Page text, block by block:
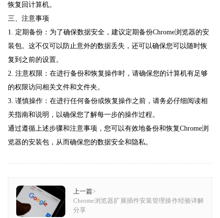
恢复回计算机。
三、注意事项
1. 定期备份：为了确保数据安全，建议定期备份Chrome浏览器的安
装包。这不仅可以防止意外的数据丢失，还可以确保您可以随时恢
复到之前的设置。
2. 注意权限：在进行备份和恢复操作时，请确保您的计算机有足够
的权限访问相关文件和文件夹。
3. 谨慎操作：在进行任何备份或恢复操作之前，请务必仔细阅读相
关指南和说明，以确保您了解每一步的操作过程。
通过遵循上述步骤和注意事项，您可以有效地备份和恢复Chrome浏
览器的安装包，从而确保您的数据安全和隐私。
上一篇>
Chrome浏览器扩展插件安装管理操作经验详解
分享